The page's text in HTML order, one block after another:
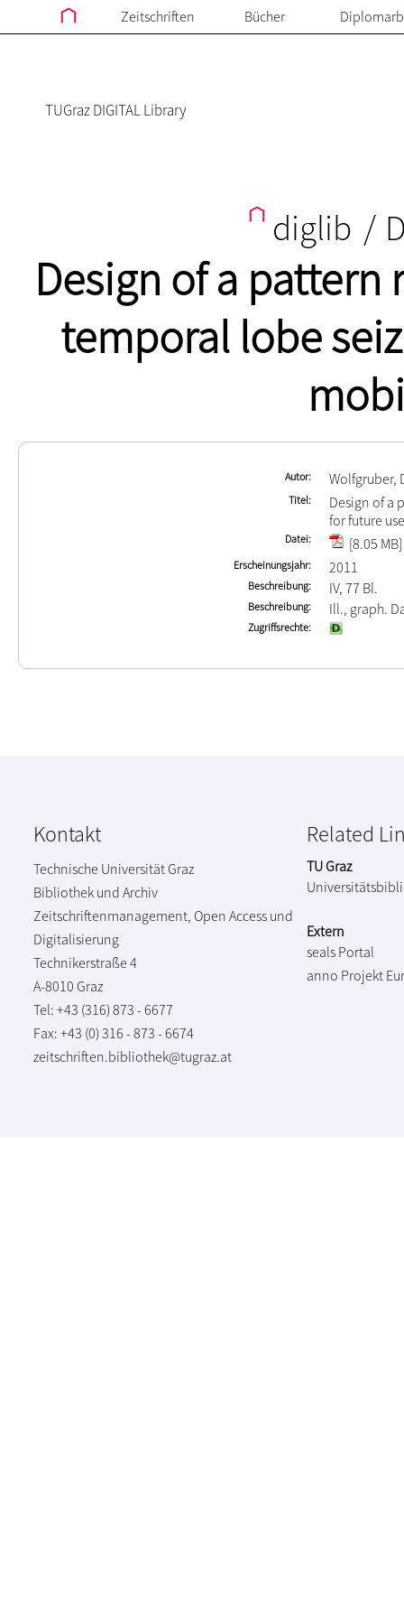
Zeitschriften Bücher
TUGraz DIGITAL Library
diglib /
Design of a
temporal lobe
Autor Wolfgruber,
Titel
Design of a
for future
Datei [8.05 MB]
Erscheinungsjahr 2011
Beschreibung IV, 77 Bl.
Beschreibung Ill., graph.
Zugriffsrechte
Kontakt
Technische Universität Graz
Bibliothek und Archiv
Zeitschriftenmanagement, Open Access und
Digitalisierung
Technikerstraße 4
A-8010 Graz
Tel: +43 (316) 873 - 6677
Fax: +43 (0) 316 - 873 - 6674
zeitschriften.bibliothek@tugraz.at
Related
TU Graz
Extern
seals Portal
anno Projekt